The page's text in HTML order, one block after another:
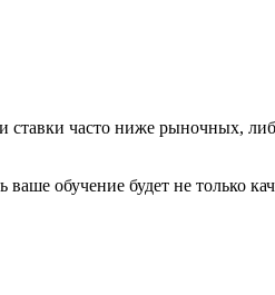
часто ниже рыночных,
обучение будет не только